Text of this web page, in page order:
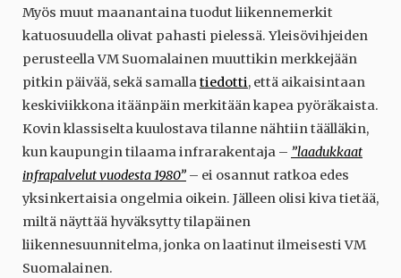
Myös muut maanantaina tuodut liikennemerkit
katuosuudella olivat pahasti pielessä. Yleisövihjeiden
perusteella VM Suomalainen muuttikin merkkejään
pitkin päivää, sekä samallatiedotti, että aikaisintaan
keskiviikkona itäänpäin merkitään kapea pyöräkaista.
Kovin klassiselta kuulostava tilanne nähtiin täälläkin,
kun kaupungin tilaama infrarakentaja – ”laadukkaat
infrapalvelut vuodesta 1980” – ei osannut ratkoa edes
yksinkertaisia ongelmia oikein. Jälleen olisi kiva tietää,
miltä näyttää hyväksytty tilapäinen
liikennesuunnitelma, jonka on laatinut ilmeisesti VM
Suomalainen.